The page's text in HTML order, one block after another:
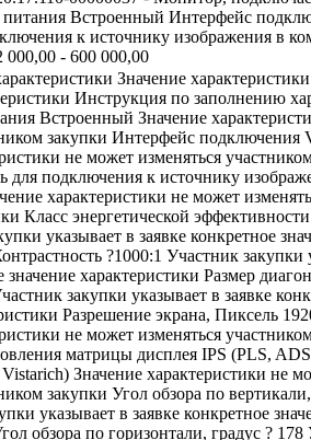
Встроенный Интерфейс
к источнику изображения в
- 600 000,00
Значение
Инструкция по заполнению
Встроенный Значение
закупки Интерфейс подключения
не может изменяться
подключения к источнику
характеристики не может
Класс энергетической
указывает в заявке конкретное
?1000:1 Участник закупки
значение характеристики Размер
закупки указывает в заявке
Разрешение экрана, Пиксель
не может изменяться
матрицы дисплея IPS (PLS,
Значение характеристики не
закупки Угол обзора по
указывает в заявке конкретное
обзора по горизонтали, градус ?